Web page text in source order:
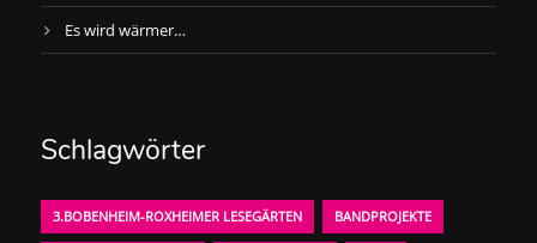
Es wird wärmer…
Schlagwörter
3.BOBENHEIM-ROXHEIMER LESEGÄRTEN BANDPROJEKTE